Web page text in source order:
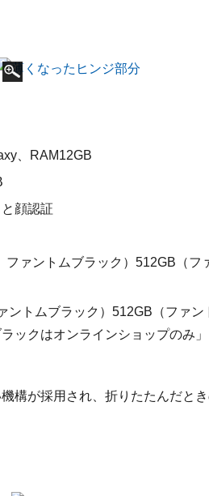
、RAM12GB
顔認証
ファントムブラック）512GB（フ
ントムブラック）512GB（ファ
ックはオンラインショップのみ」
構が採用され、折りたたんだと